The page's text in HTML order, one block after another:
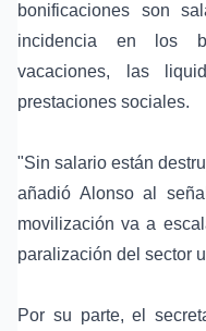
bonificaciones son
incidencia en los
vacaciones, las
prestaciones sociales.
"Sin salario están
añadió Alonso al
movilización va a
paralización del sector
Por su parte, el